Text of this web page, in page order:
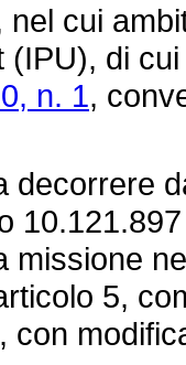
nel cui
(IPU), di
n. 1,
missione
5,
con